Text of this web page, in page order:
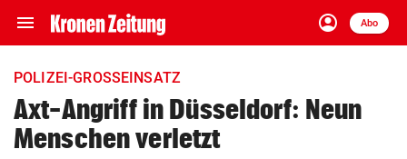
menu Navigation
ein-/ausklappen
account_circle
Anmelden
Abo
close Schließen
account_circle Anmelden
POLIZEI-GROSSEINSATZ
Axt-Angriff in Düsseldorf: Neun
Menschen verletzt